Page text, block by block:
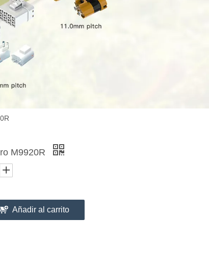
M9920R
Añadir al carrito